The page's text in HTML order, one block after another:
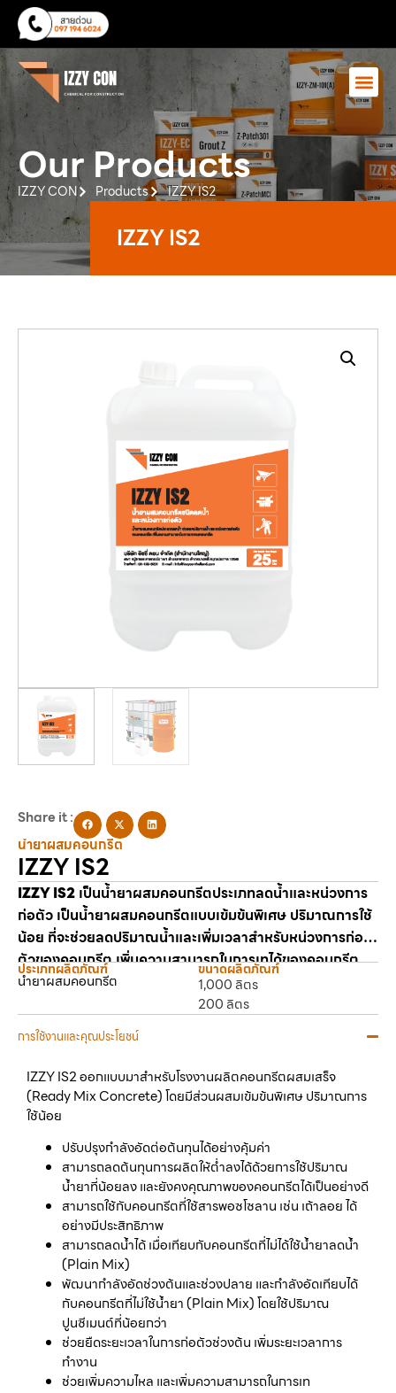
Our Products
IZZY CON Products IZZY IS2
IZZY IS2
Share it :
น้ำยาผสมคอนกรีต
IZZY IS2
IZZY IS2 เป็นน้ำยาผสมคอนกรีตประเภทลดน้ำและหน่วงการ
ก่อตัว เป็นน้ำยาผสมคอนกรีตแบบเข้มข้นพิเศษ ปริมาณการใช้
น้อย ที่จะช่วยลดปริมาณน้ำและเพิ่มเวลาสำหรับหน่วงการก่อ
ตัวของคอนกรีต เพิ่มความสามารถในการเทได้ของคอนกรีต
ออกแบบสำหรับคอนกรีตทั่วไป คอนกรีตผสมเถ้าลอย (FLY
ASH) และคอนกรีตที่ต้องการคุณภาพที่แตกต่าง คุณลักษณะ
เทียบเท่ามาตรฐาน ASTM C494 ประเภท B และ D
ประเภทผลิตภัณฑ์
น้ำยาผสมคอนกรีต
ขนาดผลิตภัณฑ์
1,000 ลิตร
200 ลิตร
การใช้งานและคุณประโยชน์
IZZY IS2 ออกแบบมาสำหรับโรงงานผลิตคอนกรีตผสมเสร็จ
(Ready Mix Concrete) โดยมีส่วนผสมเข้มข้นพิเศษ ปริมาณการ
ใช้น้อย
ปรับปรุงกำลังอัดต่อต้นทุนได้อย่างคุ้มค่า
สามารถลดต้นทุนการผลิตให้ต่ำลงได้ด้วยการใช้ปริมาณ
น้ำยาที่น้อยลง และยังคงคุณภาพของคอนกรีตได้เป็นอย่างดี
สามารถใช้กับคอนกรีตที่ใช้สารพอซโซลาน เช่น เถ้าลอย ได้
อย่างมีประสิทธิภาพ
สามารถลดน้ำได้ เมื่อเทียบกับคอนกรีตที่ไม่ได้ใช้น้ำยาลดน้ำ
(Plain Mix)
พัฒนากำลังอัดช่วงต้นและช่วงปลาย และกำลังอัดเทียบได้
กับคอนกรีตที่ไม่ใช้น้ำยา (Plain Mix) โดยใช้ปริมาณ
ปูนซีเมนต์ที่น้อยกว่า
ช่วยยืดระยะเวลาในการก่อตัวช่วงต้น เพิ่มระยะเวลาการ
ทำงาน
ช่วยเพิ่มความไหล และเพิ่มความสามารถในการเท